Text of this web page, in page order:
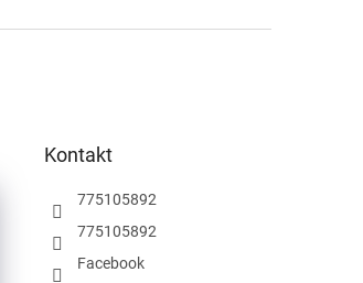
Kontakt
775105892
775105892
Facebook